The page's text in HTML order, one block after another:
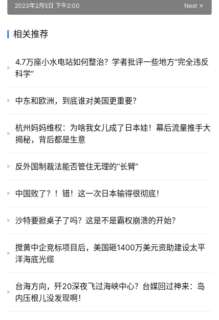
Next
2023年2月5日 下午2:00
相关推荐
4.7万座小水电站如何整治？学者批评一些地方“完全违反
科学”
中东和欧洲，到底谁对美国更重要？
杭州妈妈维权：为啥我女儿成了日本娃！幕后流量推手大
揭秘，背后都是生意
反外国制裁法能否管住无理的“长臂”
中国败了？！错！这一次日本输得很彻底！
沙特要掀桌子了吗？这是不是霸权崩溃的开始？
搅黄中企竞标项目后，美国砸1400万美元资助建设太平
洋海底光缆
台海方向，歼20深夜飞过海峡中心？台媒回过神来：岛
内压根儿没发现啊！